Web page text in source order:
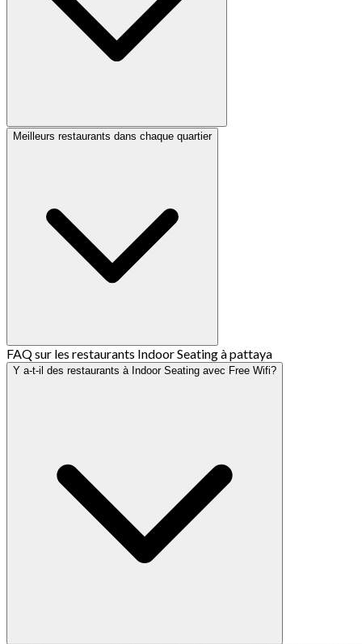
Meilleurs restaurants dans chaque quartier
FAQ sur les restaurants Indoor Seating à pattaya
Y a-t-il des restaurants à Indoor Seating avec Free Wifi?